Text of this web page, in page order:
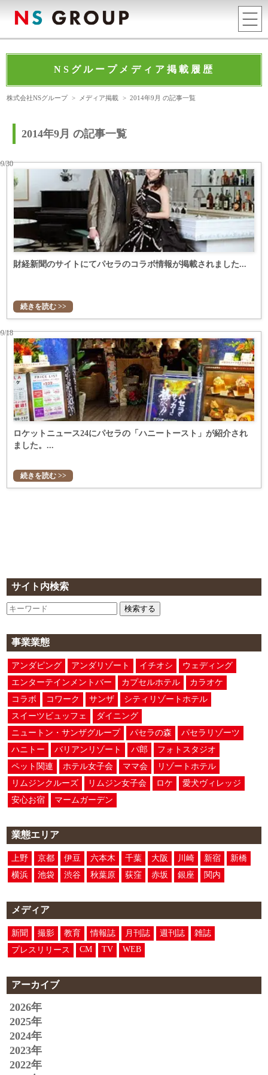
NSグループメディア掲載履歴
株式会社NSグループ > メディア掲載 >2014年9月 の記事一覧
サイト内検索
検索する
事業業態
アンダピング アンダリゾート イチオシ
ウェディング
エンターテインメントバー
カプセルホテル
カラオケ
コラボ
コワーク サンザ
シティリゾートホテル
スイーツビュッフェ
ダイニング
ニュートン・サンザグループ
パセラの森
パセラリゾーツ
ハニトー
バリアンリゾート パ郎
フォトスタジオ
ペット関連
ホテル女子会 ママ会
リゾートホテル
リムジンクルーズ
リムジン女子会 ロケ
愛犬ヴィレッジ
安心お宿
マームガーデン
業態エリア
上野 京都 伊豆 六本木 千葉 大阪 川崎 新宿
新橋
横浜
池袋 渋谷 秋葉原 荻窪 赤坂 銀座 関内
メディア
新聞 撮影 教育 情報誌 月刊誌 週刊誌
雑誌
プレスリリース
CM TV WEB
アーカイブ
2026年
2025年
2024年
2023年
2022年
2014年9月 の記事一覧
財経新聞のサイトにてパセラのコラボ情報が掲載されました...
30
続きを読む >>
ロケットニュース24にパセラの「ハニートースト」が紹介され
ました。...
18
続きを読む >>